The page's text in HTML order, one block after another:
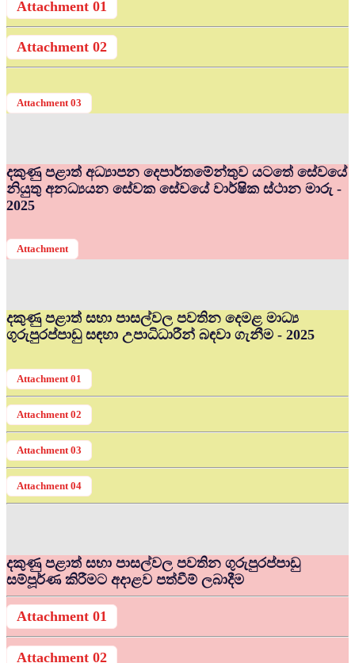
Attachment 01
Attachment 02
Attachment 03
දකුණු පළාත් අධ්‍යාපන දෙපාර්තමේන්තුව යටතේ සේවයේ
නියුතු අනධ්‍යයන සේවක සේවයේ වාර්ෂික ස්ථාන මාරු -
2025
Attachment
දකුණු පළාත් සභා පාසල්වල පවතින දෙමළ මාධ්‍ය
ගුරුපුරප්පාඩු සඳහා උපාධිධාරීන් බඳවා ගැනීම - 2025
Attachment 01
Attachment 02
Attachment 03
Attachment 04
දකුණු පළාත් සභා පාසල්වල පවතින ගුරුපුරප්පාඩු
සම්පූර්ණ කිරීමට අදාළව පත්වීම් ලබාදීම
Attachment 01
Attachment 02